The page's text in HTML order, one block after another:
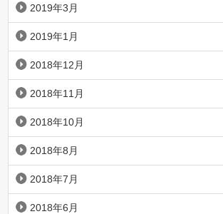
2019年3月
2019年1月
2018年12月
2018年11月
2018年10月
2018年8月
2018年7月
2018年6月